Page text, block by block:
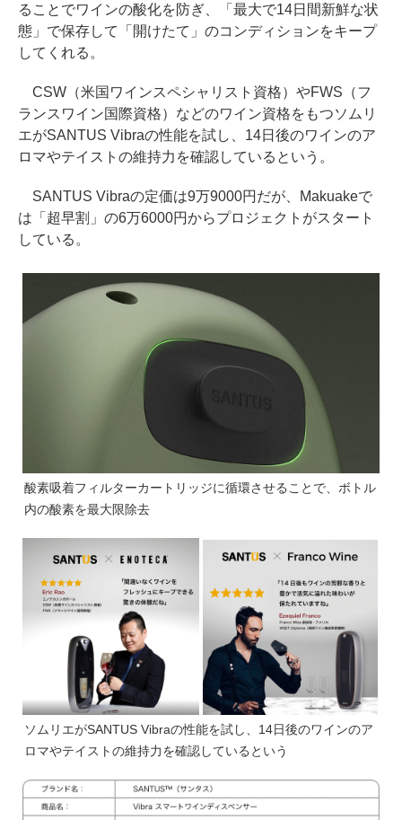
ることでワインの酸化を防ぎ、「最大で14日間新鮮な状
態」で保存して「開けたて」のコンディションをキープ
してくれる。
CSW（米国ワインスペシャリスト資格）やFWS（フ
ランスワイン国際資格）などのワイン資格をもつソムリ
エがSANTUS Vibraの性能を試し、14日後のワインのア
ロマやテイストの維持力を確認しているという。
SANTUS Vibraの定価は9万9000円だが、Makuakeで
は「超早割」の6万6000円からプロジェクトがスタート
している。
酸素吸着フィルターカートリッジに循環させることで、ボトル
内の酸素を最大限除去
ソムリエがSANTUS Vibraの性能を試し、14日後のワインのア
ロマやテイストの維持力を確認しているという